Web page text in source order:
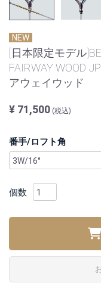
NEW
[日本限定モデル
FAIRWAY WOOD
アウェイウッド
¥ 71,500 (税込)
番手/ロフト角
個数